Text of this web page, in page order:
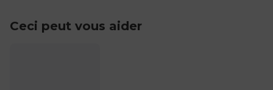
Ceci peut vous aider